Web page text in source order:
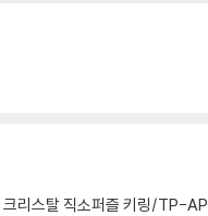
크리스탈 직소퍼즐 키링/TP-